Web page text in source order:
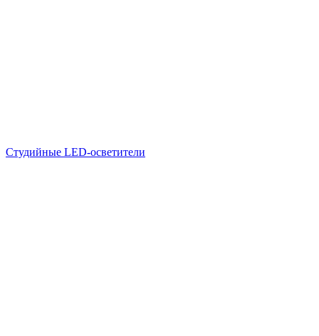
Студийные LED-осветители